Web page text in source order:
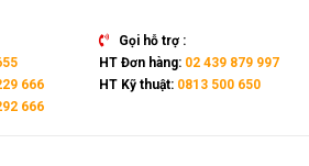
Hygiene Care trên máy sấy quần
SV
có khả năng loại bỏ đến
trên cả quần áo khô và ướt bằng
cao mà không làm ảnh hưởng đến
thiết bị. Quần áo sau khi sấy tạo cho
bảo an toàn mới mọi loại da.
666
666
Gọi hỗ trợ :
HT Đơn hàng: 02 439 879 997
HT Kỹ thuật: 0813 500 650